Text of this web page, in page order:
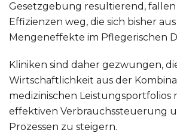
Gesetzgebung resultierend,
Effizienzen weg, die sich bisher
Mengeneffekte im Pflegerischen
Kliniken sind daher gezwungen,
Wirtschaftlichkeit aus der
medizinischen Leistungsportfolios
effektiven Verbrauchssteuerung
Prozessen zu steigern.